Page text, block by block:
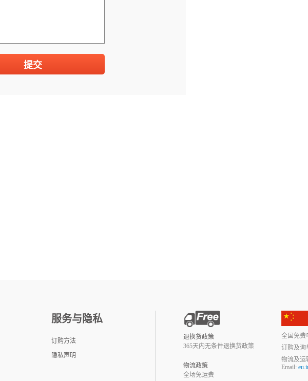
服务与隐私
订购方法
隐私声明
退换货政策
365天内无条件退换货政策
物流政策
全场免运费
全国免费
订购及
物流及
Email: